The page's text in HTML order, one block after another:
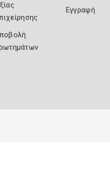
Εγγραφή